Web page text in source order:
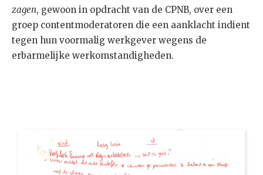
zagen, gewoon in opdracht van de CPNB, over een
groep contentmoderatoren die een aanklacht indient
tegen hun voormalig werkgever wegens de
erbarmelijke werkomstandigheden.